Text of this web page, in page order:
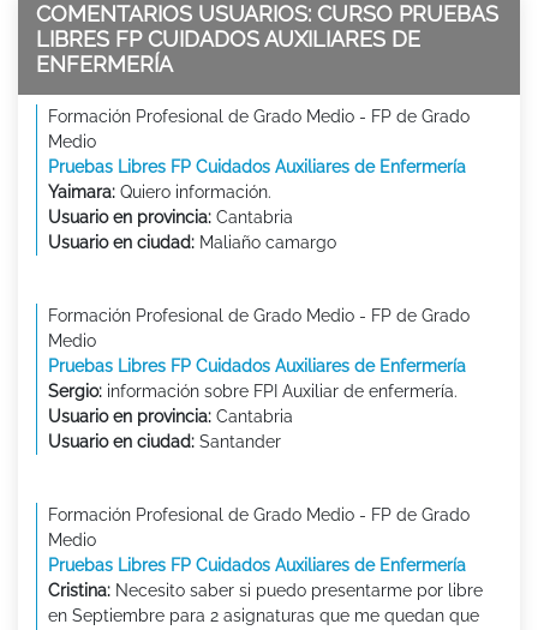
COMENTARIOS USUARIOS: CURSO PRUEBAS
LIBRES FP CUIDADOS AUXILIARES DE
ENFERMERÍA
Formación Profesional de Grado Medio - FP de Grado
Medio
Pruebas Libres FP Cuidados Auxiliares de Enfermería
Yaimara: Quiero información.
Usuario en provincia: Cantabria
Usuario en ciudad: Maliaño camargo
Formación Profesional de Grado Medio - FP de Grado
Medio
Pruebas Libres FP Cuidados Auxiliares de Enfermería
Sergio: información sobre FPI Auxiliar de enfermería.
Usuario en provincia: Cantabria
Usuario en ciudad: Santander
Formación Profesional de Grado Medio - FP de Grado
Medio
Pruebas Libres FP Cuidados Auxiliares de Enfermería
Cristina: Necesito saber si puedo presentarme por libre
en Septiembre para 2 asignaturas que me quedan que